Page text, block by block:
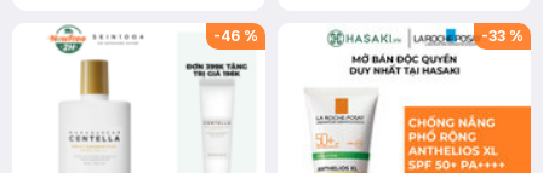
25ml (SL Có Hạn)
-46 % -33 %